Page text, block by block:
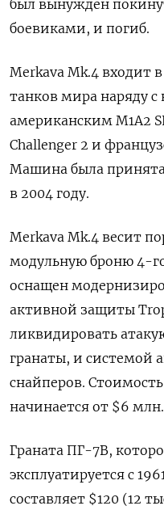
был вынужден
боевиками, и погиб.
Merkava Mk.4 входит
танков мира наряду
американским M1A2
Challenger 2 и
Машина была
в 2004 году.
Merkava Mk.4 весит
модульную броню 4-
оснащен
активной защиты
ликвидировать
гранаты, и системой
снайперов.
начинается от $6 млн.
Граната ПГ-7В,
эксплуатируется с
составляет $120 (12